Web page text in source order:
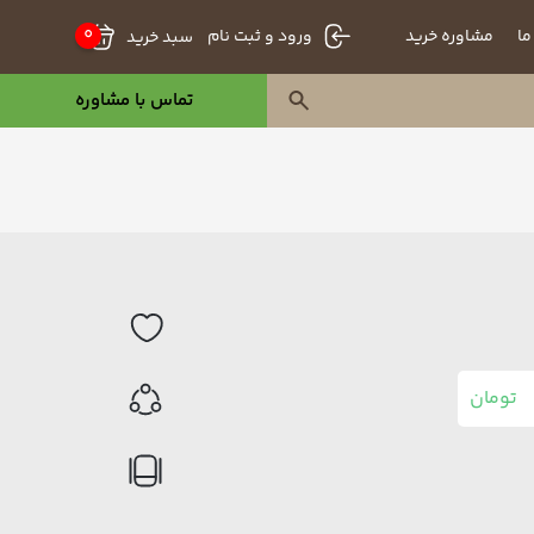
مشاوره خرید ورود و ثبت نام 0 سبد خرید
تماس با مشاوره
تومان